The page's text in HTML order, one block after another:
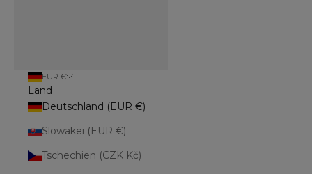
EUR €
Land
Deutschland (EUR €)
Slowakei (EUR €)
Tschechien (CZK Kč)